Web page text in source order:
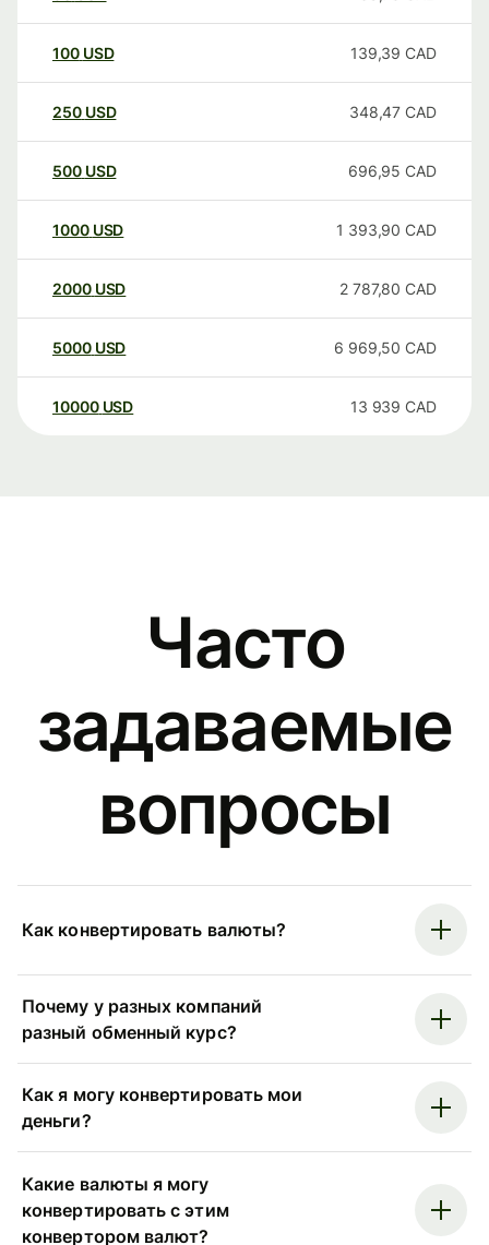
100 USD 139,39 CAD
250 USD 348,47 CAD
500 USD 696,95 CAD
1000 USD 1 393,90 CAD
2000 USD 2 787,80 CAD
5000 USD 6 969,50 CAD
10000 USD 13 939 CAD
Часто
задаваемые
вопросы
Как конвертировать валюты?
Почему у разных компаний
разный обменный курс?
Как я могу конвертировать мои
деньги?
Какие валюты я могу
конвертировать с этим
конвертором валют?